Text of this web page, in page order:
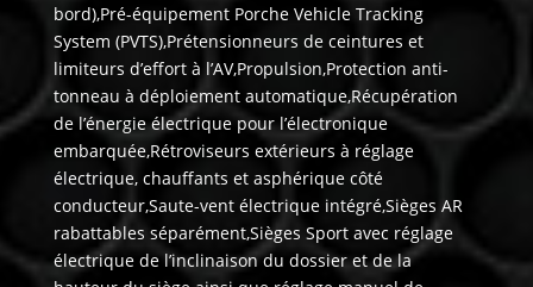
bord),Pré-équipement Porche Vehicle Tracking
System (PVTS),Prétensionneurs de ceintures et
limiteurs d’effort à l’AV,Propulsion,Protection anti-
tonneau à déploiement automatique,Récupération
de l’énergie électrique pour l’électronique
embarquée,Rétroviseurs extérieurs à réglage
électrique, chauffants et asphérique côté
conducteur,Saute-vent électrique intégré,Sièges AR
rabattables séparément,Sièges Sport avec réglage
électrique de l’inclinaison du dossier et de la